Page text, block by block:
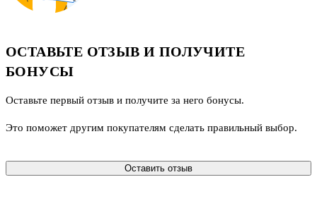
ОСТАВЬТЕ ОТЗЫВ И ПОЛУЧИТЕ
БОНУСЫ
Оставьте первый отзыв и получите за него бонусы.
Это поможет другим покупателям сделать правильный выбор.
Оставить отзыв